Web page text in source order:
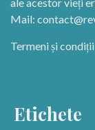
Mail:
Termeni și condiții
Etichete